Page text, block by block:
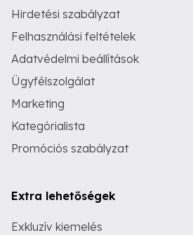
Hirdetési szabályzat
Felhasználási feltételek
Adatvédelmi beállítások
Ügyfélszolgálat
Marketing
Kategórialista
Promóciós szabályzat
Extra lehetőségek
Exkluzív kiemelés